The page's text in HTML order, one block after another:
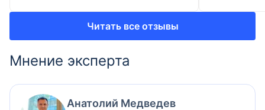
Читать все отзывы
Мнение эксперта
Анатолий Медведев